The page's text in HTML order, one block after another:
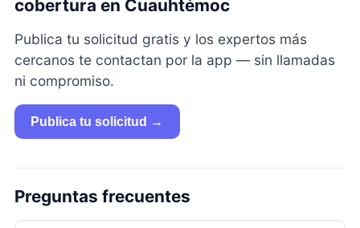
cobertura en Cuauhtémoc
Publica tu solicitud gratis y los expertos más
cercanos te contactan por la app — sin llamadas
ni compromiso.
Publica tu solicitud →
Preguntas frecuentes